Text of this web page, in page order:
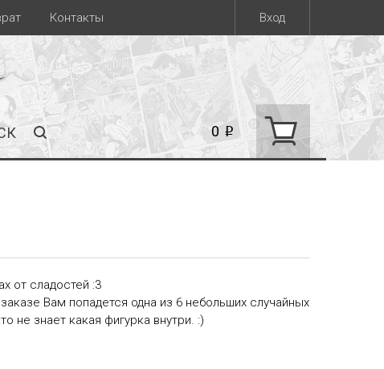
Вход
Контакты
0 i
от сладостей :3
Вам попадется одна из 6 небольших случайных
не знает какая фигурка внутри. :)